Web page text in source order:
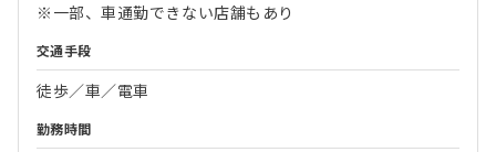
※一部、車通勤できない店舗もあり
交通手段
徒歩／車／電車
勤務時間